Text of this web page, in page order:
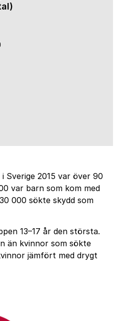
Sverige 2015 var över 90
var barn som kom med
000 sökte skydd som
13–17 år den största.
än kvinnor som sökte
jämfört med drygt